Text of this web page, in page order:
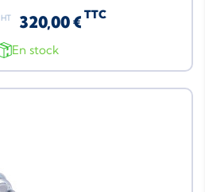
HT 320,00 € TTC
En stock